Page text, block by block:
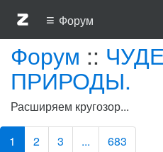
≡ Форум
Форум ::
ПРИРОДЫ.
Расширяем кругозор...
1 2 3 ... 683